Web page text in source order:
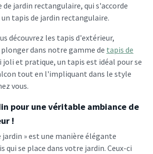
jardin rectangulaire, qui s'accorde
tapis de jardin rectangulaire.
découvrez les tapis d'extérieur,
plonger dans notre gamme de tapis de
joli et pratique, un tapis est idéal pour se
tout en l'impliquant dans le style
vous.
pour une véritable ambiance de
!
jardin » est une manière élégante
se place dans votre jardin. Ceux-ci